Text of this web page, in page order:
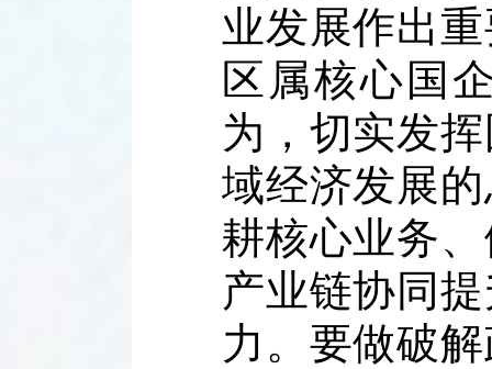
业发展作出
区属核心国
为，切实发
域经济发展
耕核心业务
产业链协同
力。要做破